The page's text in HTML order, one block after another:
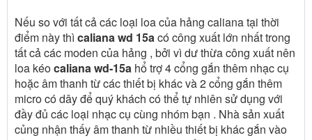
Nếu so với tất cả các loại loa của hảng caliana tại thời
điểm này thì caliana wd 15acó công xuất lớn nhất trong
tất cả các moden của hảng , bởi vì dư thừa công xuất nên
loa kéocaliana wd-15a hổ trợ 4 cổng gắn thêm nhạc cụ
hoặc âm thanh từ các thiết bị khác và 2 cổng gắn thêm
micro có dây để quý khách có thể tự nhiên sử dụng với
đầy đủ các loại nhạc cụ cùng nhóm bạn . Nhà sản xuất
củng nhận thấy âm thanh từ nhiều thiết bị khác gắn vào